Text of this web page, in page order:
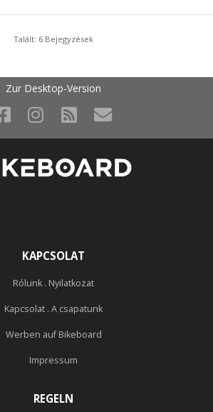
Talált: 6 Bejegyzések
Zur Desktop-Version
KAPCSOLAT
Rólunk . Nyilatkozat
Kapcsolat . A csapatunk
Werben auf Bikeboard
Impressum
REGELN